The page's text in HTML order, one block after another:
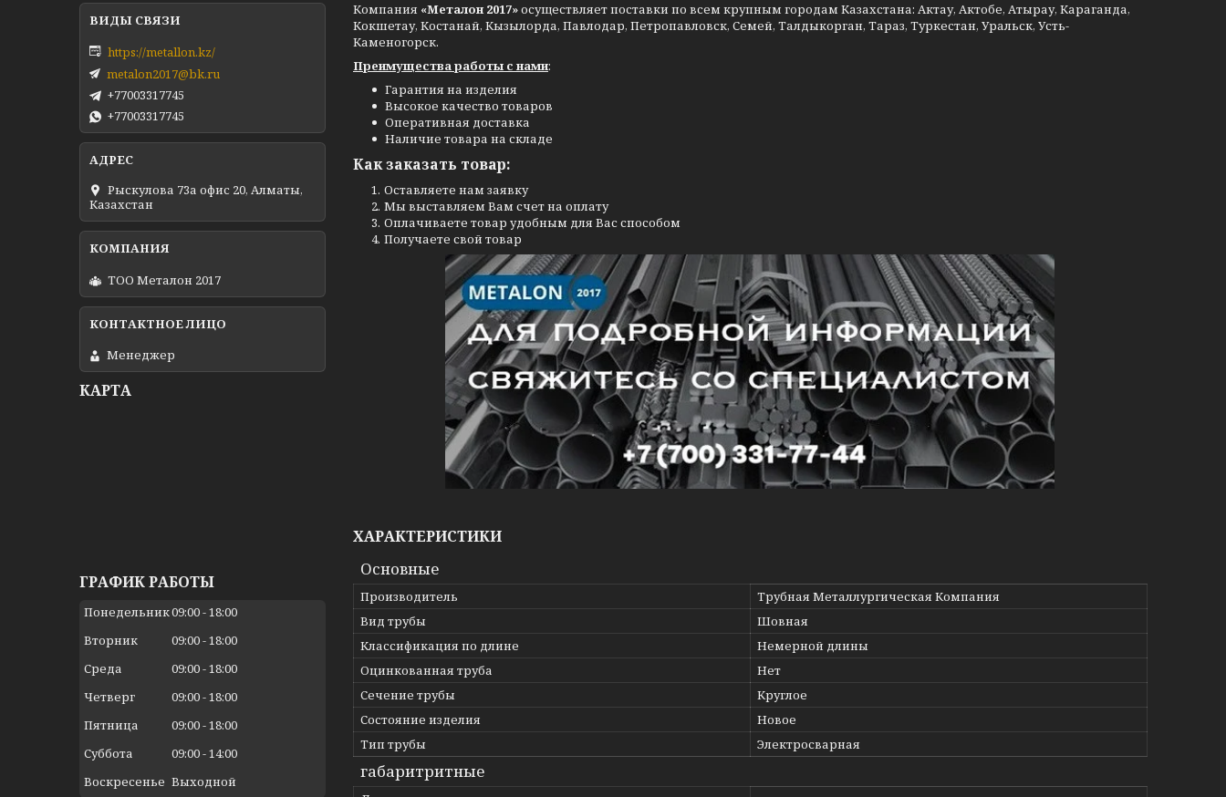
Компания «Металон 2017»осуществляет поставки по всем крупным городам Казахстана: Актау, Актобе, Атырау, Караганда,
Кокшетау, Костанай, Кызылорда, Павлодар, Петропавловск, Семей, Талдыкорган, Тараз, Туркестан, Уральск, Усть-
Каменогорск.
Преимущества работы с нами:
Гарантия на изделия
Высокое качество товаров
Оперативная доставка
Наличие товара на складе
Как заказать товар:
Оставляете нам заявку
Мы выставляем Вам счет на оплату
Оплачиваете товар удобным для Вас способом
Получаете свой товар
ХАРАКТЕРИСТИКИ
Основные
Производитель
Трубная Металлургическая Компания
Вид трубы
Шовная
Классификация по длине
Немерной длины
Оцинкованная труба
Нет
Сечение трубы
Круглое
Состояние изделия
Новое
Тип трубы
Электросварная
габаритритные
https://metallon.kz/
metalon2017@bk.ru
+77003317745
+77003317745
Рыскулова 73а офис 20, Алматы,
Казахстан
ТОО Металон 2017
Менеджер
КАРТА
ГРАФИК РАБОТЫ
Понедельник09:00 18:00
Вторник
09:00 18:00
Среда
09:00 18:00
Четверг
09:00 18:00
Пятница
09:00 18:00
Суббота
09:00 14:00
Воскресенье Выходной